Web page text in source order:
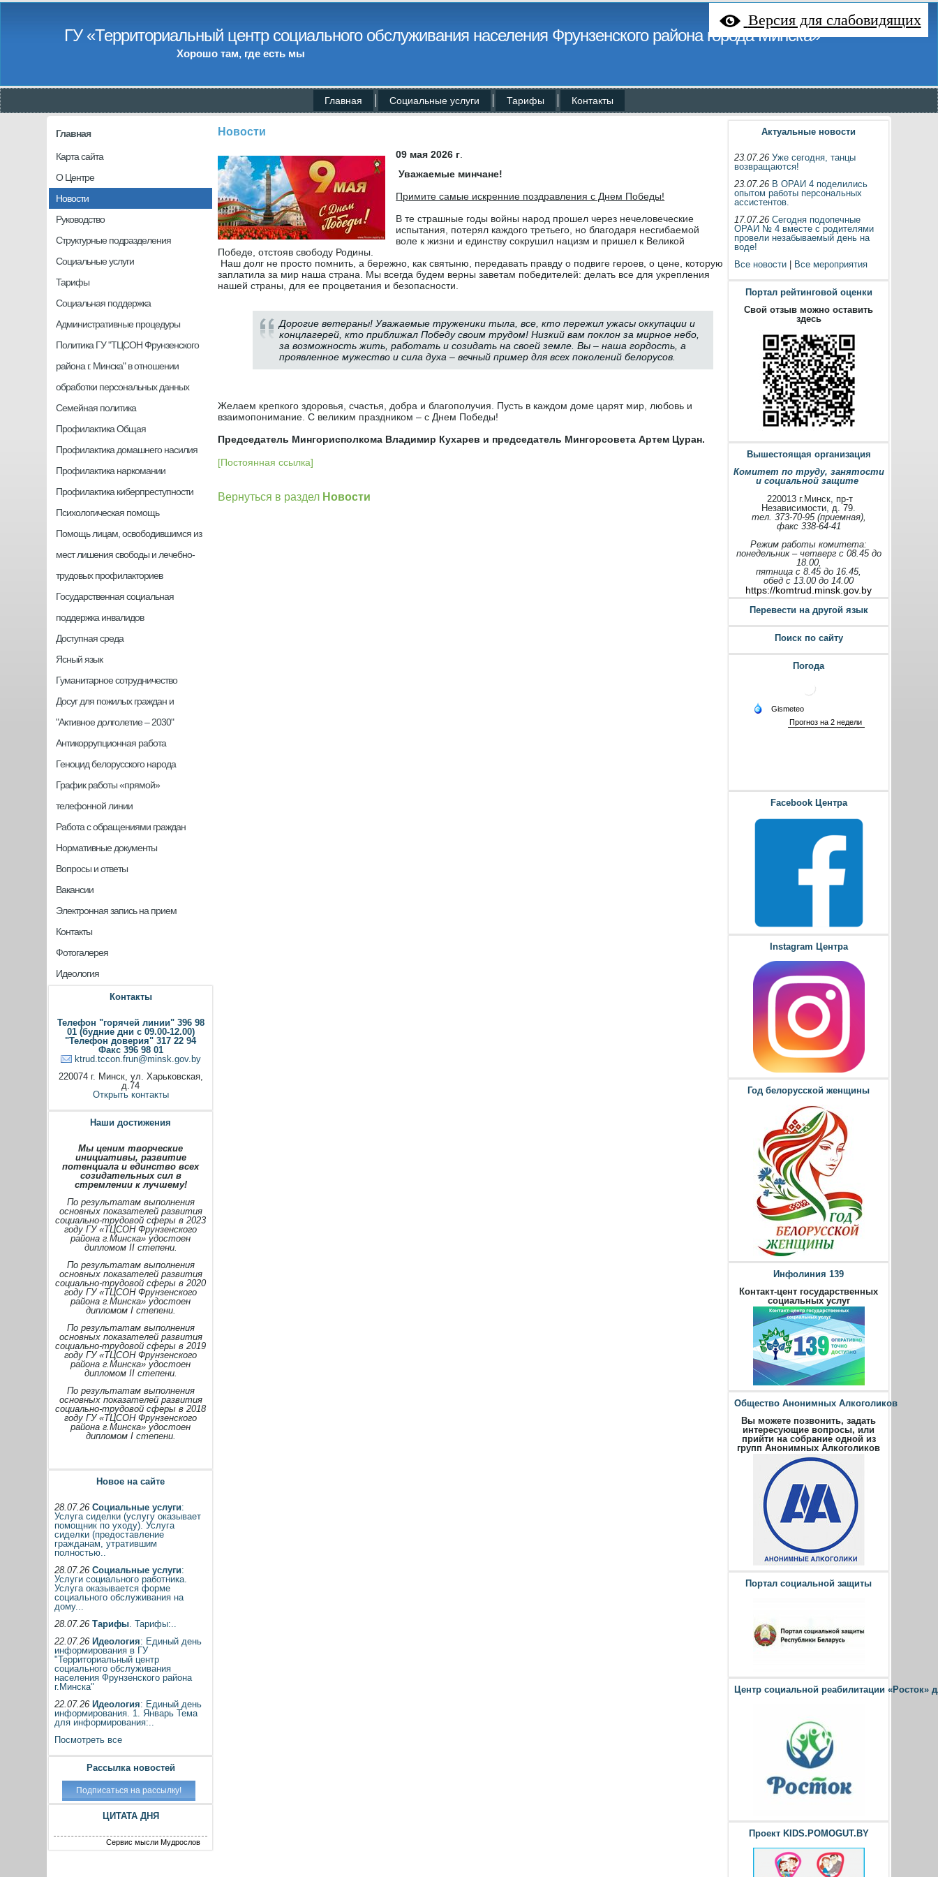
Версия для слабовидящих
ГУ «Территориальный центр социального обслуживания населения Фрунзенского района города Минска»
Хорошо там, где есть мы
Главная Социальные услуги Тарифы Контакты
Главная
Карта сайта
О Центре
Новости
Руководство
Структурные подразделения
Социальные услуги
Тарифы
Социальная поддержка
Административные процедуры
Политика ГУ "ТЦСОН Фрунзенского
района г. Минска" в отношении
обработки персональных данных
Семейная политика
Профилактика Общая
Профилактика домашнего насилия
Профилактика наркомании
Профилактика киберпреступности
Психологическая помощь
Помощь лицам, освободившимся из
мест лишения свободы и лечебно-
трудовых профилакториев
Государственная социальная
поддержка инвалидов
Доступная среда
Ясный язык
Гуманитарное сотрудничество
Досуг для пожилых граждан и
"Активное долголетие – 2030"
Антикоррупционная работа
Геноцид белорусского народа
График работы «прямой»
телефонной линии
Работа с обращениями граждан
Нормативные документы
Вопросы и ответы
Вакансии
Электронная запись на прием
Контакты
Фотогалерея
Идеология
Контакты
Телефон "горячей линии" 396 98
01 (будние дни с 09.00-12.00)
"Телефон доверия" 317 22 94
Факс 396 98 01
ktrud.tccon.frun@minsk.gov.by
220074 г. Минск, ул. Харьковская,
д.74
Открыть контакты
Наши достижения
Мы ценим творческие
инициативы, развитие
потенциала и единство всех
созидательных сил в
стремлении к лучшему!
По результатам выполнения
основных показателей развития
социально-трудовой сферы в 2023
году ГУ «ТЦСОН Фрунзенского
района г.Минска» удостоен
дипломом II степени.
По результатам выполнения
основных показателей развития
социально-трудовой сферы в 2020
году ГУ «ТЦСОН Фрунзенского
района г.Минска» удостоен
дипломом I степени.
По результатам выполнения
основных показателей развития
социально-трудовой сферы в 2019
году ГУ «ТЦСОН Фрунзенского
района г.Минска» удостоен
дипломом II степени.
По результатам выполнения
основных показателей развития
социально-трудовой сферы в 2018
году ГУ «ТЦСОН Фрунзенского
района г.Минска» удостоен
дипломом I степени.
Новое на сайте
28.07.26 Социальные услуги:
Услуга сиделки (услугу оказывает
помощник по уходу). Услуга
сиделки (предоставление
гражданам, утратившим
полностью..
28.07.26 Социальные услуги:
Услуги социального работника.
Услуга оказывается форме
социального обслуживания на
дому...
28.07.26 Тарифы. Тарифы:..
22.07.26 Идеология: Единый день
информирования в ГУ
"Территориальный центр
социального обслуживания
населения Фрунзенского района
г.Минска"
22.07.26 Идеология: Единый день
информирования. 1. Январь Тема
для информирования:..
Посмотреть все
Рассылка новостей
ЦИТАТА ДНЯ
Сервис мысли Мудрослов
Новости
09 мая 2026 г
Уважаемые минчане!
Примите самые искренние поздравления с Днем Победы!
В те страшные годы войны народ прошел через нечеловеческие
испытания, потерял каждого третьего, но благодаря несгибаемой
воле к жизни и единству сокрушил нацизм и пришел к Великой
Победе, отстояв свободу Родины.
Наш долг не просто помнить, а бережно, как святыню, передавать правду о подвиге героев, о цене, которую
заплатила за мир наша страна. Мы всегда будем верны заветам победителей: делать все для укрепления
нашей страны, для ее процветания и безопасности.
Дорогие ветераны! Уважаемые труженики тыла, все, кто пережил ужасы оккупации и
концлагерей, кто приближал Победу своим трудом! Низкий вам поклон за мирное небо,
за возможность жить, работать и созидать на своей земле. Вы – наша гордость, а
проявленное мужество и сила духа – вечный пример для всех поколений белорусов.
Желаем крепкого здоровья, счастья, добра и благополучия. Пусть в каждом доме царят мир, любовь и
взаимопонимание. С великим праздником – с Днем Победы!
Председатель Мингорисполкома Владимир Кухарев и председатель Мингорсовета Артем Цуран.
[Постоянная ссылка]
Вернуться в раздел Новости
Актуальные новости
23.07.26Уже сегодня, танцы
возвращаются!
23.07.26 В ОРАИ 4 поделились
опытом работы персональных
ассистентов.
17.07.26Сегодня подопечные
ОРАИ № 4 вместе с родителями
провели незабываемый день на
воде!
Все новости
Все мероприятия
Портал рейтинговой оценки
Свой отзыв можно оставить
здесь
Вышестоящая организация
Комитет по труду, занятости
и социальной защите
220013 г.Минск, пр-т
Независимости, д. 79.
тел. 373-70-95 (приемная),
факс 338-64-41
Режим работы комитета:
понедельник – четверг с 08.45 до
18.00,
пятница с 8.45 до 16.45,
обед с 13.00 до 14.00
https://komtrud.minsk.gov.by
Перевести на другой язык
Поиск по сайту
Погода
Facebook Центра
Instagram Центра
Год белорусской женщины
Инфолиния 139
Контакт-цент государственных
социальных услуг
Общество Анонимных Алкоголиков
Вы можете позвонить, задать
интересующие вопросы, или
прийти на собрание одной из
групп Анонимных Алкоголиков
Портал социальной защиты
Центр социальной реабилитации
Проект KIDS.POMOGUT.BY